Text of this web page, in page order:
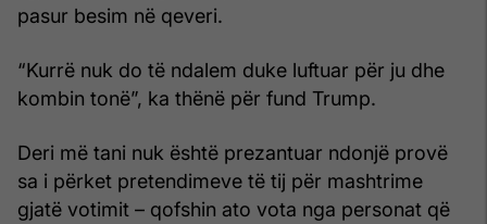
pasur besim në qeveri.
“Kurrë nuk do të ndalem duke luftuar për ju dhe
kombin tonë”, ka thënë për fund Trump.
Deri më tani nuk është prezantuar ndonjë provë
sa i përket pretendimeve të tij për mashtrime
gjatë votimit – qofshin ato vota nga personat që